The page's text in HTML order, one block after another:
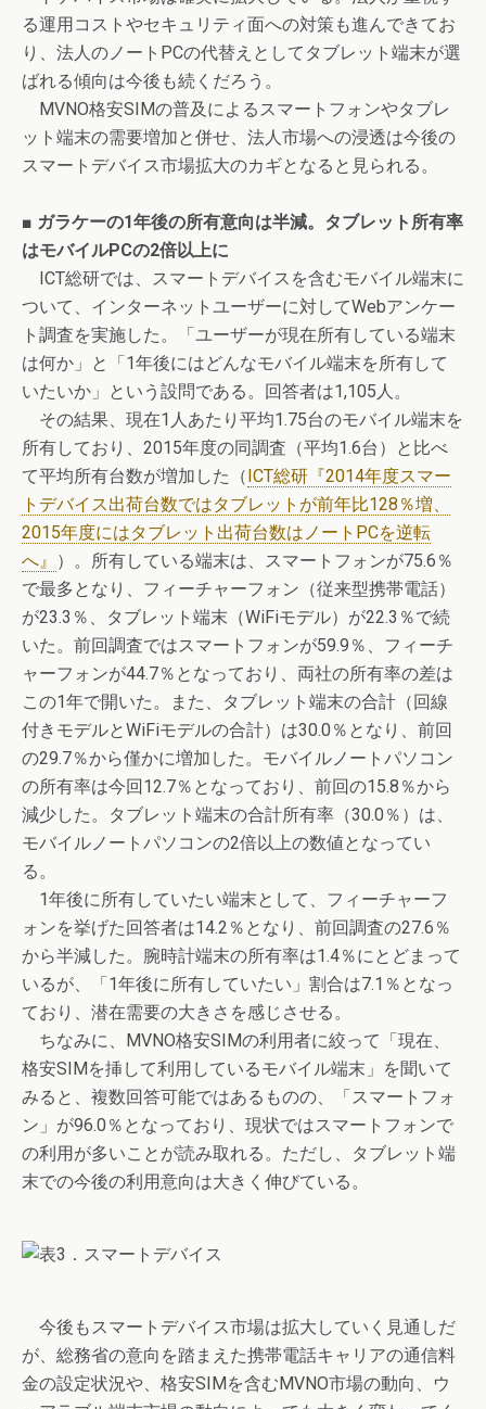
る運用コストやセキュリティ面への対策も進んできてお
り、法人のノートPCの代替えとしてタブレット端末が選
ばれる傾向は今後も続くだろう。
MVNO格安SIMの普及によるスマートフォンやタブレ
ット端末の需要増加と併せ、法人市場への浸透は今後の
スマートデバイス市場拡大のカギとなると見られる。
■ ガラケーの1年後の所有意向は半減。タブレット所有率
はモバイルPCの2倍以上に
ICT総研では、スマートデバイスを含むモバイル端末に
ついて、インターネットユーザーに対してWebアンケー
ト調査を実施した。「ユーザーが現在所有している端末
は何か」と「1年後にはどんなモバイル端末を所有して
いたいか」という設問である。回答者は1,105人。
その結果、現在1人あたり平均1.75台のモバイル端末を
所有しており、2015年度の同調査（平均1.6台）と比べ
て平均所有台数が増加した（ICT総研『2014年度スマー
トデバイス出荷台数ではタブレットが前年比128％増、
2015年度にはタブレット出荷台数はノートPCを逆転
へ』 ）。所有している端末は、スマートフォンが75.6％
で最多となり、フィーチャーフォン（従来型携帯電話）
が23.3％、タブレット端末（WiFiモデル）が22.3％で続
いた。前回調査ではスマートフォンが59.9％、フィーチ
ャーフォンが44.7％となっており、両社の所有率の差は
この1年で開いた。また、タブレット端末の合計（回線
付きモデルとWiFiモデルの合計）は30.0％となり、前回
の29.7％から僅かに増加した。モバイルノートパソコン
の所有率は今回12.7％となっており、前回の15.8％から
減少した。タブレット端末の合計所有率（30.0％）は、
モバイルノートパソコンの2倍以上の数値となってい
る。
1年後に所有していたい端末として、フィーチャーフ
ォンを挙げた回答者は14.2％となり、前回調査の27.6％
から半減した。腕時計端末の所有率は1.4％にとどまって
いるが、「1年後に所有していたい」割合は7.1％となっ
ており、潜在需要の大きさを感じさせる。
ちなみに、MVNO格安SIMの利用者に絞って「現在、
格安SIMを挿して利用しているモバイル端末」を聞いて
みると、複数回答可能ではあるものの、「スマートフォ
ン」が96.0％となっており、現状ではスマートフォンで
の利用が多いことが読み取れる。ただし、タブレット端
末での今後の利用意向は大きく伸びている。
今後もスマートデバイス市場は拡大していく見通しだ
が、総務省の意向を踏まえた携帯電話キャリアの通信料
金の設定状況や、格安SIMを含むMVNO市場の動向、ウ